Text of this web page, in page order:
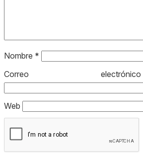
Nombre *
Correo
Web